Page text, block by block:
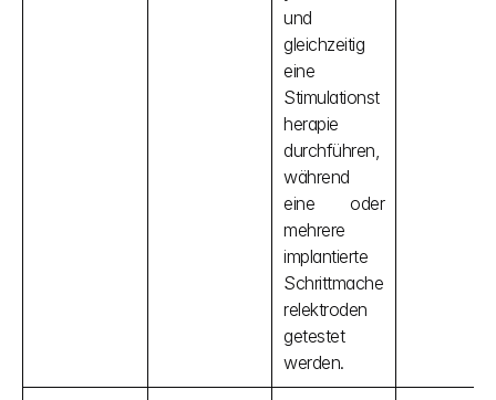
und
gleichzeitig
eine
Stimulationst
herapie
durchführen,
während
eine oder
mehrere
implantierte
Schrittmache
relektroden
getestet
werden.